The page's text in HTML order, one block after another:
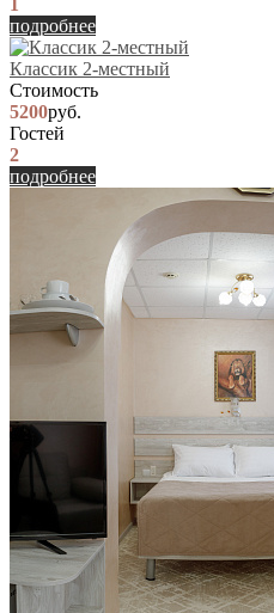
1
подробнее
Классик 2-местный
Стоимость
5200руб.
Гостей
2
подробнее